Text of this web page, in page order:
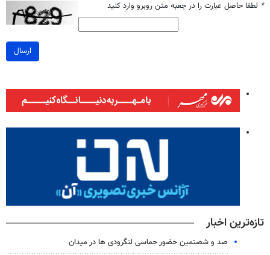
* لطفا حاصل عبارت را در جعبه متن روبرو وارد کنید
ارسال
تازه‌ترین اخبار
صد و شصتمین حضور حماسی لنگرودی ها در میدان